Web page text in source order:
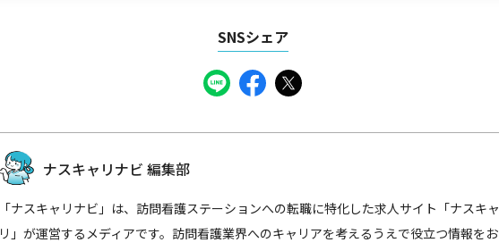
SNSシェア
ナスキャリナビ 編集部
「ナスキャリナビ」は、訪問看護ステーションへの転職に特化した求人サイト「ナスキャ
リ」が運営するメディアです。訪問看護業界へのキャリアを考えるうえで役立つ情報をお